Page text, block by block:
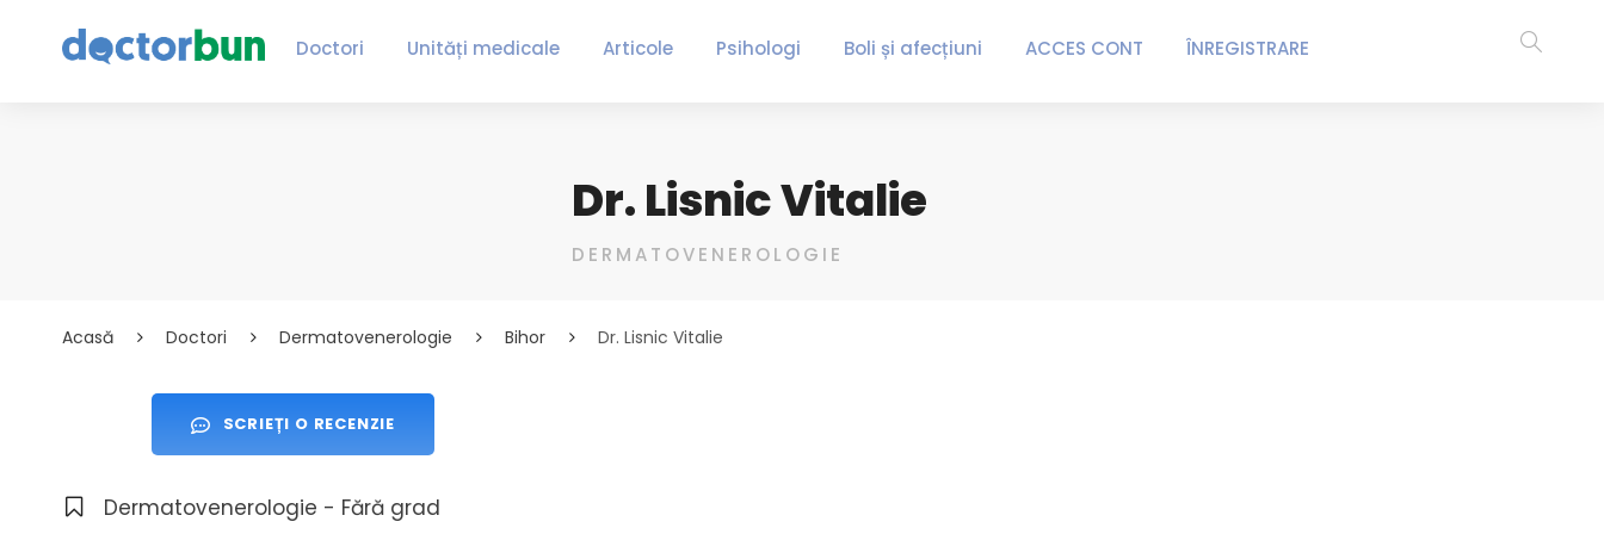
Doctori Unități medicale Articole Psihologi Boli și afecțiuni ACCES CONT ÎNREGISTRARE
Dr. Lisnic Vitalie
DERMATOVENEROLOGIE
Acasă Doctori Dermatovenerologie Bihor Dr. Lisnic Vitalie
SCRIEȚI O RECENZIE
Dermatovenerologie - Fără grad